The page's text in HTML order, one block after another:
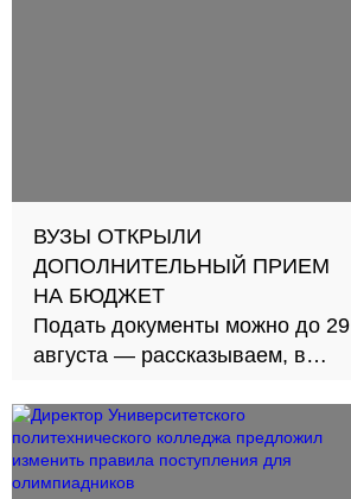
ВУЗЫ ОТКРЫЛИ
ДОПОЛНИТЕЛЬНЫЙ ПРИЕМ
НА БЮДЖЕТ
Подать документы можно до 29
августа — рассказываем, в